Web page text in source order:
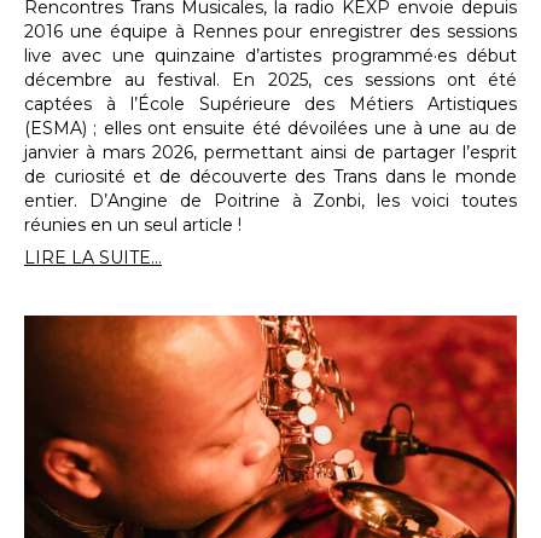
Rencontres Trans Musicales, la radio KEXP envoie depuis
2016 une équipe à Rennes pour enregistrer des sessions
live avec une quinzaine d’artistes programmé·es début
décembre au festival. En 2025, ces sessions ont été
captées à l’École Supérieure des Métiers Artistiques
(ESMA) ; elles ont ensuite été dévoilées une à une au de
janvier à mars 2026, permettant ainsi de partager l’esprit
de curiosité et de découverte des Trans dans le monde
entier. D’Angine de Poitrine à Zonbi, les voici toutes
réunies en un seul article !
LIRE LA SUITE...